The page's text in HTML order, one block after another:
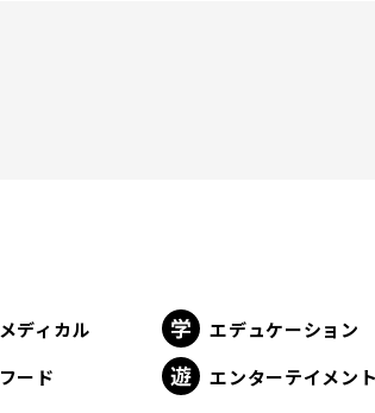
メディカル エデュケーション
フード エンターテイメント